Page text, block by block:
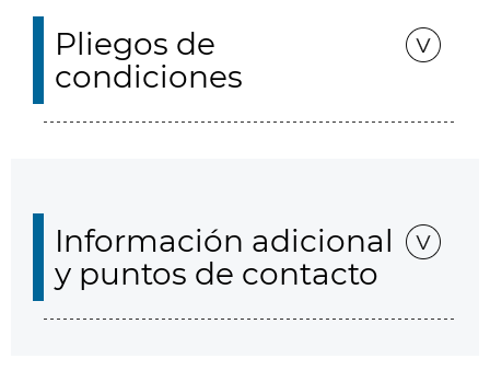
Pliegos de
condiciones
Información adicional
y puntos de contacto